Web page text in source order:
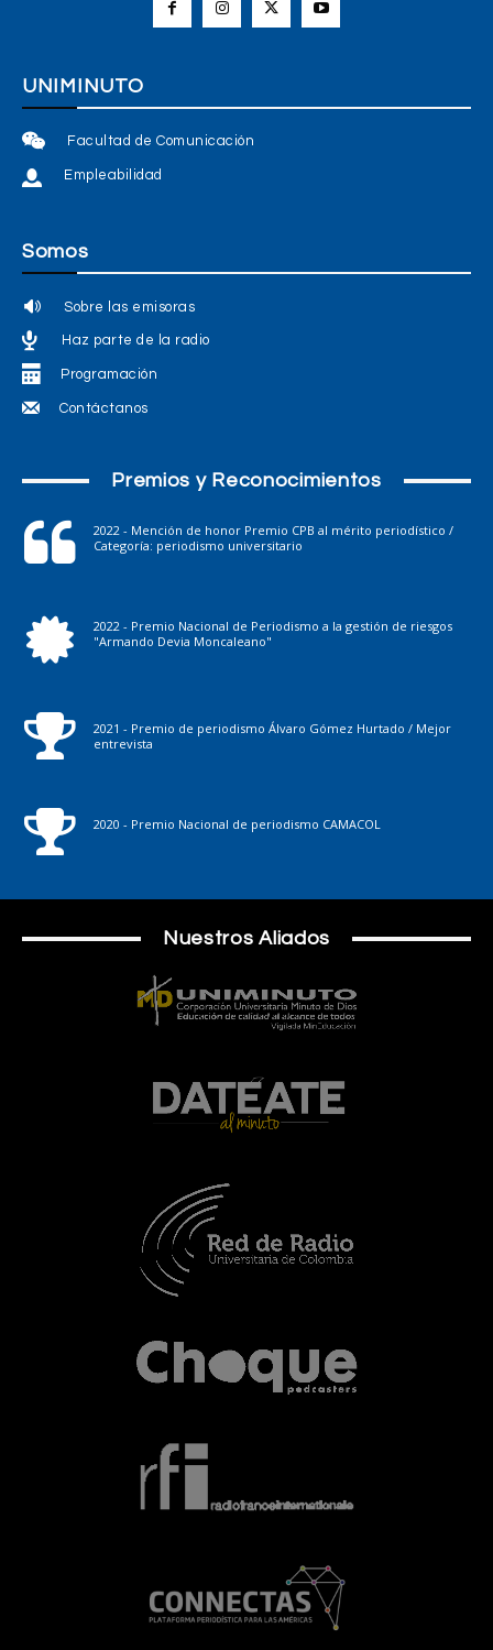
UNIMINUTO
Facultad de Comunicación
Empleabilidad
Somos
Sobre las emisoras
Haz parte de la radio
Programación
Contáctanos
Premios y Reconocimientos
2022 - Mención de honor Premio CPB al mérito periodístico /
Categoría: periodismo universitario
2022 - Premio Nacional de Periodismo a la gestión de riesgos
"Armando Devia Moncaleano"
2021 - Premio de periodismo Álvaro Gómez Hurtado / Mejor
entrevista
2020 - Premio Nacional de periodismo CAMACOL
Nuestros Aliados